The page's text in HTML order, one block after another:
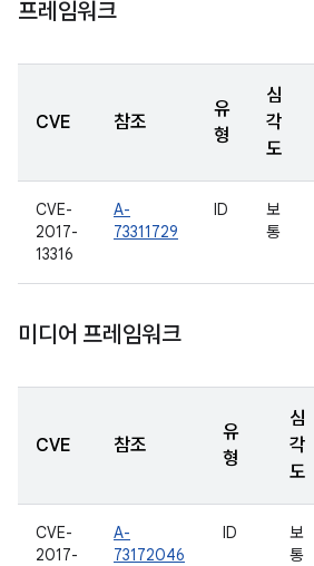
프레임워크
CVE 참조
유
형
심
각
도
CVE-
2017-
13316
A-
73311729
ID
보
통
미디어 프레임워크
CVE 참조
유
형
심
각
도
CVE-
2017-
A-
73172046
ID
보
통